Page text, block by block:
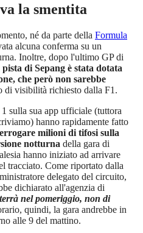
la smentita
né da parte della Formula
alcuna conferma su un
Inoltre, dopo l'ultimo GP di
pista di Sepang è stata dotata
che però non sarebbe
di visibilità richiesto dalla F1.
sulla sua app ufficiale (tuttora
hanno rapidamente fatto
milioni di tifosi sulla
notturna della gara di
hanno iniziato ad arrivare
tracciato. Come riportato dalla
delegato del circuito,
dichiarato all'agenzia di
nel pomeriggio, non di
quindi, la gara andrebbe in
alle 9 del mattino.